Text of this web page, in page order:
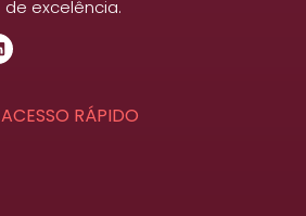
de excelência.
ACESSO RÁPIDO